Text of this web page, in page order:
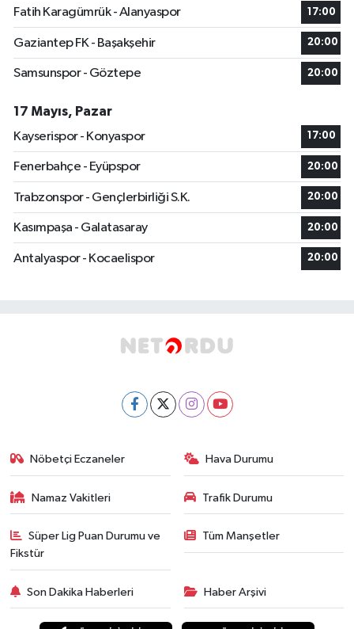
Fatih Karagümrük - Alanyaspor
17:00
Gaziantep FK - Başakşehir 20:00
Samsunspor - Göztepe 20:00
17 Mayıs, Pazar
Kayserispor - Konyaspor
17:00
Fenerbahçe - Eyüpspor 20:00
Trabzonspor - Gençlerbirliği S.K. 20:00
Kasımpaşa - Galatasaray 20:00
Antalyaspor - Kocaelispor 20:00
Nöbetçi Eczaneler Hava Durumu
Namaz Vakitleri Trafik Durumu
Süper Lig Puan Durumu ve
Fikstür
Tüm Manşetler
Son Dakika Haberleri Haber Arşivi